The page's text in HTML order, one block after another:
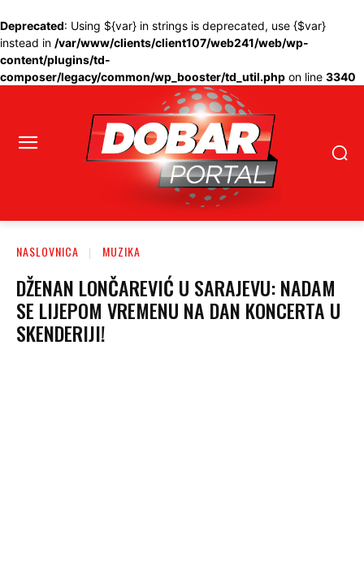
Deprecated: Using ${var} in strings is deprecated, use {$var}
instead in /var/www/clients/client107/web241/web/wp-
content/plugins/td-
composer/legacy/common/wp_booster/td_util.php on line 3340
NASLOVNICA MUZIKA
DŽENAN LONČAREVIĆ U SARAJEVU: NADAM
SE LIJEPOM VREMENU NA DAN KONCERTA U
SKENDERIJI!